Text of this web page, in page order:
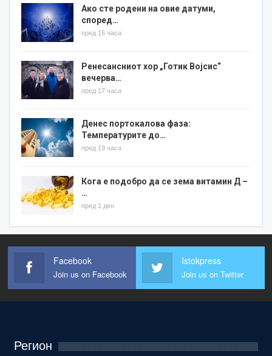
Ако сте родени на овие датуми,
според…
пред 16 часа
Ренесансниот хор „Готик Војсис“
вечерва…
пред 17 часа
Денес портокалова фаза:
Температурите до…
пред 19 часа
Кога е подобро да се зема витамин Д –
…
пред 1 ден
Facebook
Join us on Facebook
Istokpress
Join us on Twitter
Регион